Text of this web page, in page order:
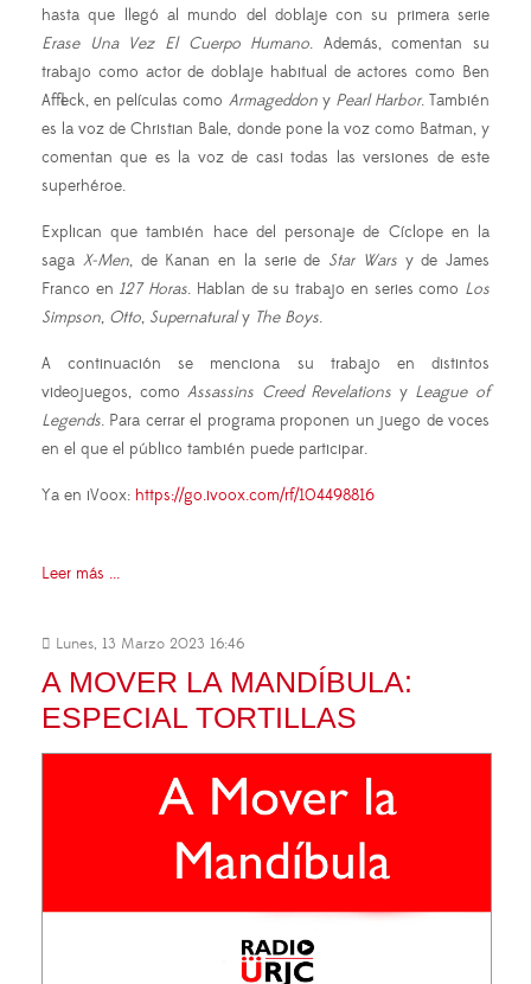
hasta que llegó al mundo del doblaje con su primera serie
Erase Una Vez El Cuerpo Humano. Además, comentan su
trabajo como actor de doblaje habitual de actores como Ben
Affleck, en películas como Armageddony Pearl Harbor. También
es la voz de Christian Bale, donde pone la voz como Batman, y
comentan que es la voz de casi todas las versiones de este
superhéroe.
Explican que también hace del personaje de Cíclope en la
saga X-Men, de Kanan en la serie de Star Warsy de James
Franco en 127 Horas. Hablan de su trabajo en series como Los
Simpson, Otto, Supernaturaly The Boys.
A continuación se menciona su trabajo en distintos
videojuegos, comoAssassins Creed Revelations y League of
Legends. Para cerrar el programa proponen un juego de voces
en el que el público también puede participar.
Ya en iVoox: https://go.ivoox.com/rf/104498816
Leer más ...
Lunes, 13 Marzo 2023 16:46
A MOVER LA MANDÍBULA:
ESPECIAL TORTILLAS